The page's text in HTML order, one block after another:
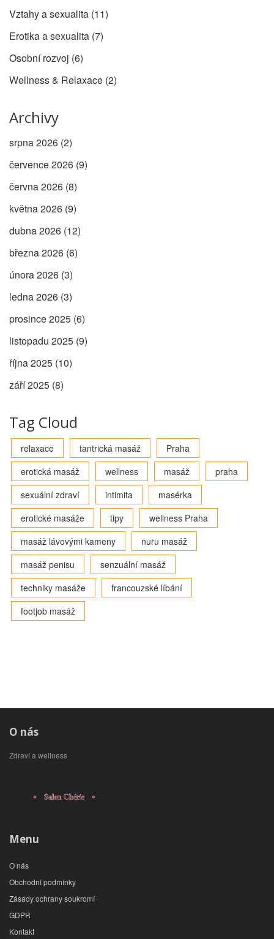
Vztahy a sexualita (11)
Erotika a sexualita (7)
Osobní rozvoj (6)
Wellness & Relaxace (2)
Archivy
srpna 2026 (2)
července 2026 (9)
června 2026 (8)
května 2026 (9)
dubna 2026 (12)
března 2026 (6)
února 2026 (3)
ledna 2026 (3)
prosince 2025 (6)
listopadu 2025 (9)
října 2025 (10)
září 2025 (8)
Tag Cloud
relaxace tantrická masáž
Praha
erotická masáž
wellness masáž
praha
sexuální zdraví
intimita
masérka
erotické masáže
tipy
wellness Praha
masáž lávovými kameny
nuru masáž
masáž penisu
senzuální masáž
techniky masáže
francouzské líbání
footjob masáž
O nás
Zdraví a wellness
Menu
O nás
Obchodní podmínky
Zásady ochrany soukromí
GDPR
Kontakt